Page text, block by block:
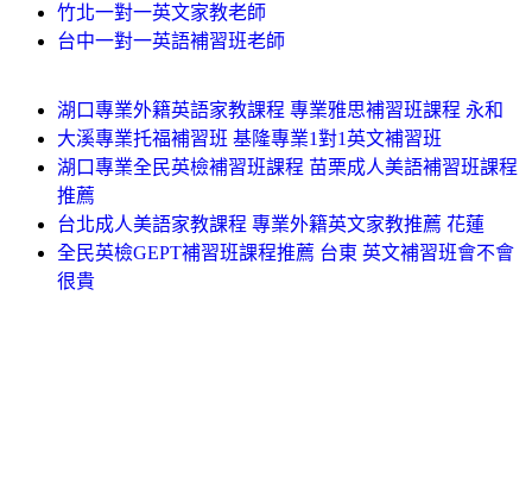
竹北一對一英文家教老師
台中一對一英語補習班老師
湖口專業外籍英語家教課程 專業雅思補習班課程 永和
大溪專業托福補習班 基隆專業1對1英文補習班
湖口專業全民英檢補習班課程 苗栗成人美語補習班課程
推薦
台北成人美語家教課程 專業外籍英文家教推薦 花蓮
全民英檢GEPT補習班課程推薦 台東 英文補習班會不會
很貴